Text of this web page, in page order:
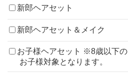
新郎ヘアセット
新郎ヘアセット＆メイク
お子様ヘアセット ※8歳以下の
お子様対象となります。